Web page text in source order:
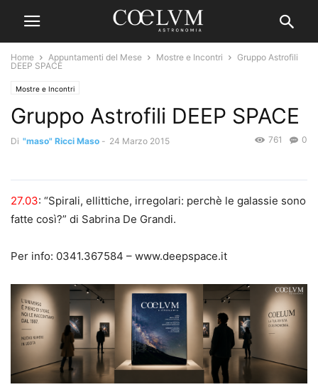
Home Appuntamenti del Mese Mostre e Incontri
Gruppo Astrofili
DEEP SPACE
Mostre e Incontri
Gruppo Astrofili DEEP SPACE
Di "maso" Ricci Maso - 24 Marzo 2015 0
761
27.03: “Spirali, ellittiche, irregolari: perchè le galassie sono
fatte così?” di Sabrina De Grandi.
Per info: 0341.367584 – www.deepspace.it